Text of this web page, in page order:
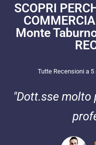
SCOPRI
Monte
Tutte Recensioni a
"Dott.sse molto